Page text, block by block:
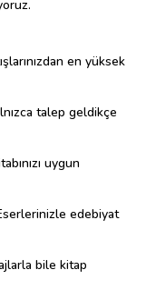
en yüksek
talep geldikçe
uygun
edebiyat
bile kitap